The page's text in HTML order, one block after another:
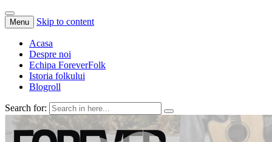
Menu Skip to content
Acasa
Despre noi
Echipa ForeverFolk
Istoria folkului
Blogroll
Search for:
ForeverFolk
Muzica sufletului tau